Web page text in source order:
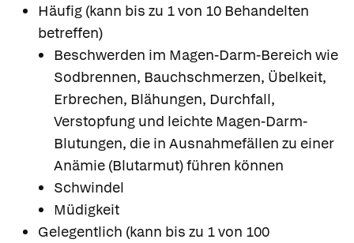
Häufig (kann bis zu 1 von 10 Behandelten
betreffen)
Beschwerden im Magen-Darm-Bereich wie
Sodbrennen, Bauchschmerzen, Übelkeit,
Erbrechen, Blähungen, Durchfall,
Verstopfung und leichte Magen-Darm-
Blutungen, die in Ausnahmefällen zu einer
Anämie (Blutarmut) führen können
Schwindel
Müdigkeit
Gelegentlich (kann bis zu 1 von 100